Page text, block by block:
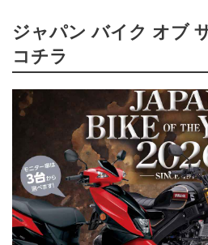
ジャパン バイク オブ
コチラ